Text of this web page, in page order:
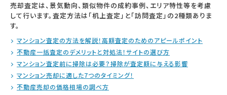
売却査定は、景気動向、類似物件の成約事例、エリア特性等を考慮
して行います。査定方法は「机上査定」と「訪問査定」の2種類ありま
す。
マンション査定の方法を解説！高額査定のためのアピールポイント
不動産一括査定のデメリットと対処法！サイトの選び方
マンション査定前に掃除は必要？掃除が査定額に与える影響
マンション売却に適した7つのタイミング！
不動産売却の価格相場の調べ方